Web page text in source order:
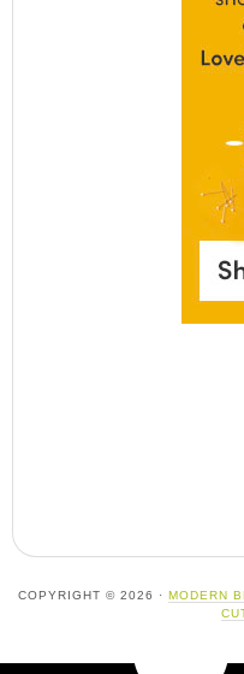
COPYRIGHT © 2026 · MODERN